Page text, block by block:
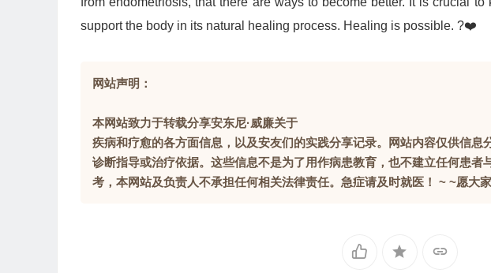
support the body in its natural healing process. Healing is possible. ?❤️
网站声明：
本网站致力于转载分享安东尼·威廉关于
疾病和疗愈的各方面信息，以及安友们的实践分享记录。网站内容仅供信息
诊断指导或治疗依据。这些信息不是为了用作病患教育，也不建立任何患者
考，本网站及负责人不承担任何相关法律责任。急症请及时就医！ ~ ~愿大